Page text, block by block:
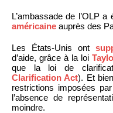
L’ambassade de l’OLP a
américaine auprès des
Les États-Unis ont
d’aide, grâce à la loi
que la loi de
Clarification Act). Et
restrictions imposées
l’absence de
moindre.